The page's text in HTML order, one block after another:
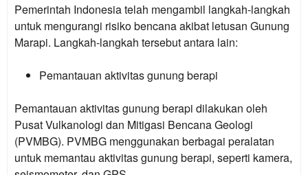
Pemerintah Indonesia telah mengambil langkah-langkah
untuk mengurangi risiko bencana akibat letusan Gunung
Marapi. Langkah-langkah tersebut antara lain:
Pemantauan aktivitas gunung berapi
Pemantauan aktivitas gunung berapi dilakukan oleh
Pusat Vulkanologi dan Mitigasi Bencana Geologi
(PVMBG). PVMBG menggunakan berbagai peralatan
untuk memantau aktivitas gunung berapi, seperti kamera,